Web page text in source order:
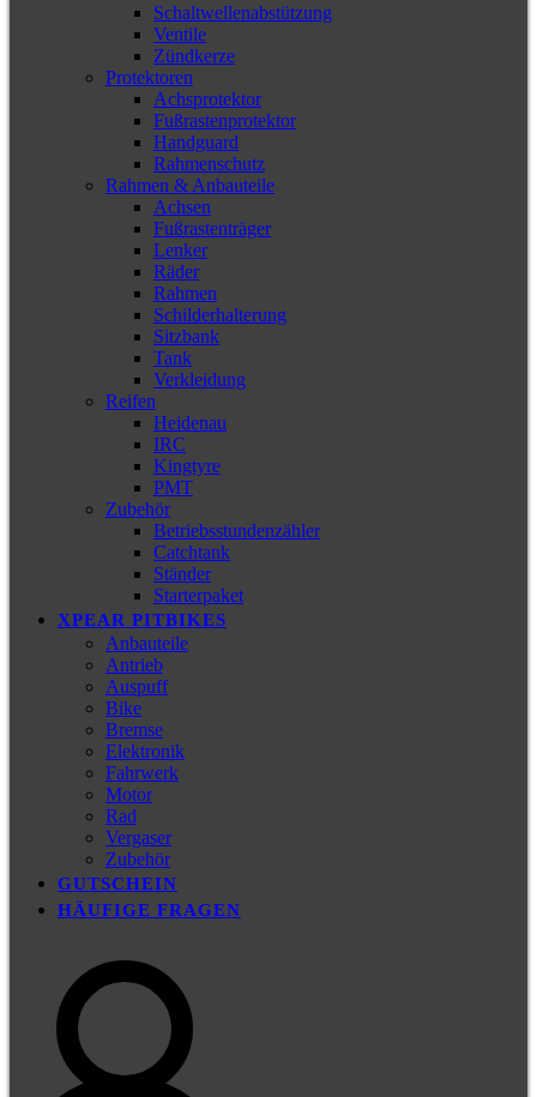
Schaltwellenabstützung
Ventile
Zündkerze
Protektoren
Achsprotektor
Fußrastenprotektor
Handguard
Rahmenschutz
Rahmen & Anbauteile
Achsen
Fußrastenträger
Lenker
Räder
Rahmen
Schilderhalterung
Sitzbank
Tank
Verkleidung
Reifen
Heidenau
IRC
Kingtyre
PMT
Zubehör
Betriebsstundenzähler
Catchtank
Ständer
Starterpaket
XPEAR PITBIKES
Anbauteile
Antrieb
Auspuff
Bike
Bremse
Elektronik
Fahrwerk
Motor
Rad
Vergaser
Zubehör
GUTSCHEIN
HÄUFIGE FRAGEN